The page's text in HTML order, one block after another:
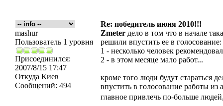
Re: победитель июня 2010!!!
mashur
Пользователь 1 уровня
Присоединился:
2007/8/15 17:47
Откуда Киев
Сообщений: 494
Zmeter дело в том что в начале
решили впустить ее в голосование:
1 - несколько человек
2 - в этом месяце мало работ...
кроме того люди будут стараться
впустить в голосование работы из
главное привлечь по-больше